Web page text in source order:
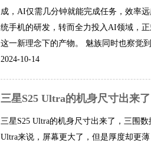
成，AI仅需几分钟就能完成任务，效率
统手机的研发，转而全力投入AI领域，
这一新理念下的产物。 魅族同时也察觉
2024-10-14
三星S25 Ultra的机身尺寸出来
三星S25 Ultra的机身尺寸出来了，三围
Ultra来说，屏幕更大了，但是厚度却更